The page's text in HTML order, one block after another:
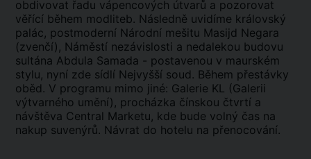
obdivovat řadu vápencových útvarů a pozorovat
věřící během modliteb. Následně uvidíme královský
palác, postmoderní Národní mešitu Masijd Negara
(zvenčí), Náměstí nezávislosti a nedalekou budovu
sultána Abdula Samada - postavenou v maurském
stylu, nyní zde sídlí Nejvyšší soud. Během přestávky
oběd. V programu mimo jiné: Galerie KL (Galerii
výtvarného umění), procházka čínskou čtvrtí a
návštěva Central Marketu, kde bude volný čas na
nakup suvenýrů. Návrat do hotelu na přenocování.